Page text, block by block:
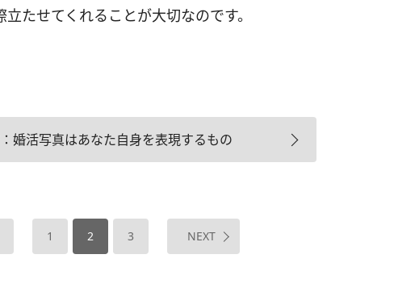
たせてくれることが大切なのです。
婚活写真はあなた自身を表現するもの
1 2 3 NEXT